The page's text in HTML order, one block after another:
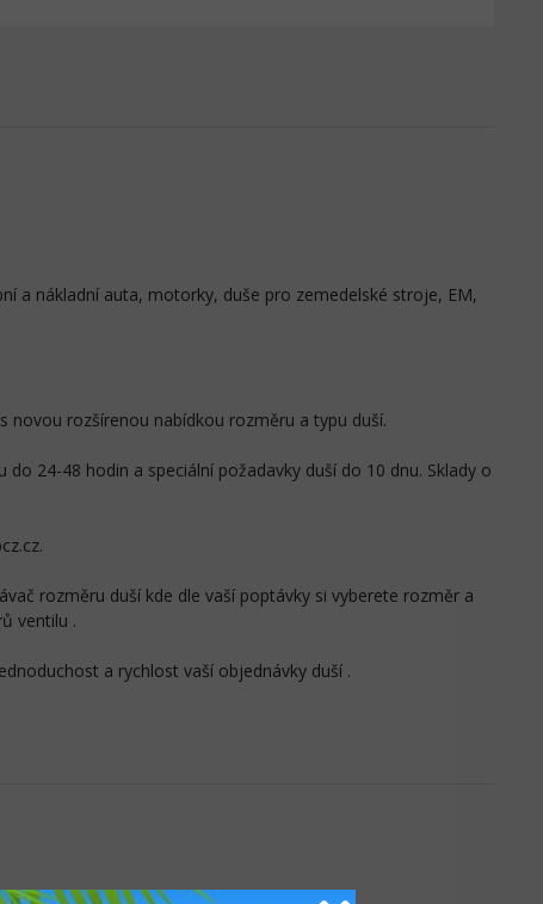
a nákladní auta, motorky, duše pro zemedelské stroje, EM,
novou rozšírenou nabídkou rozměru a typu duší.
24-48 hodin a speciální požadavky duší do 10 dnu. Sklady o
rozměru duší kde dle vaší poptávky si vyberete rozměr a
ventilu .
a rychlost vaší objednávky duší .